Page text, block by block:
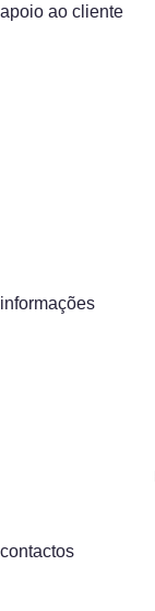
apoio ao cliente
informações
contactos